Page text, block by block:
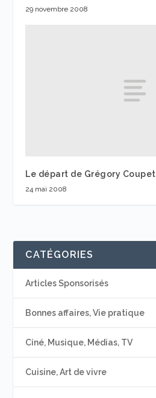
29 novembre 2008
Le départ de Grégory Coupet
24 mai 2008
CATÉGORIES
Articles Sponsorisés
Bonnes affaires, Vie pratique
Ciné, Musique, Médias, TV
Cuisine, Art de vivre